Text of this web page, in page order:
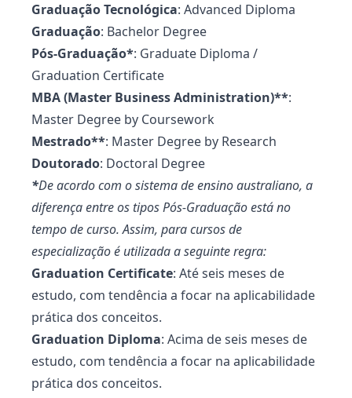
Graduação Tecnológica: Advanced Diploma
Graduação: Bachelor Degree
Pós-Graduação*: Graduate Diploma /
Graduation Certificate
MBA (Master Business Administration)**:
Master Degree by Coursework
Mestrado**: Master Degree by Research
Doutorado: Doctoral Degree
*De acordo com o sistema de ensino australiano, a
diferença entre os tipos Pós-Graduação está no
tempo de curso. Assim, para cursos de
especialização é utilizada a seguinte regra:
Graduation Certificate: Até seis meses de
estudo, com tendência a focar na aplicabilidade
prática dos conceitos.
Graduation Diploma: Acima de seis meses de
estudo, com tendência a focar na aplicabilidade
prática dos conceitos.